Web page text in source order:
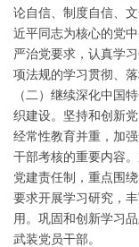
论自信、制度自信、
近平同志为核心的党
严治党要求，认真学
项法规的学习贯彻、
（二）继续深化中国
织建设。坚持和创新
经常性教育并重，加
干部考核的重要内容
党建责任制，重点围
要求开展学习研究，
用。巩固和创新学习
武装党员干部。